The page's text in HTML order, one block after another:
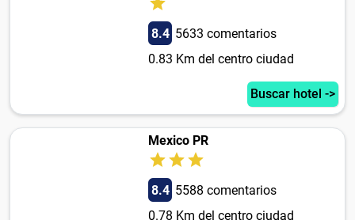
8.4 5633 comentarios
0.83 Km del centro ciudad
Buscar hotel ->
Mexico PR
8.4 5588 comentarios
0.78 Km del centro ciudad